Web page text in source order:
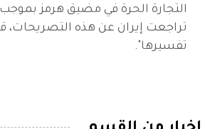
التجارة الحرة في مضيق هرمز بموجب
تراجعت إيران عن هذه التصريحات،
تفسيرها".